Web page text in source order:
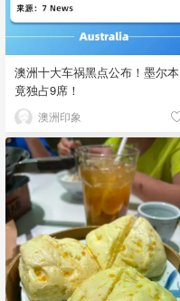
澳洲十大车祸黑点公布！墨尔本
竟独占9席！
澳洲印象